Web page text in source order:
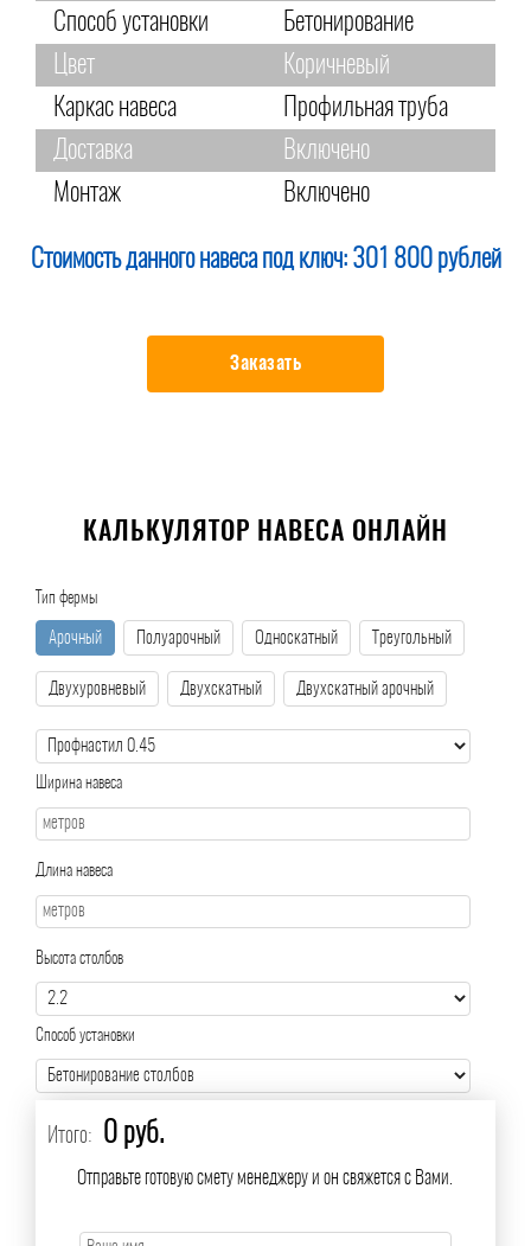
Способ установки
Бетонирование
Цвет
Коричневый
Каркас навеса
Профильная труба
Доставка
Включено
Монтаж
Включено
Стоимость данного навеса под ключ: 301 800 рублей
Заказать
КАЛЬКУЛЯТОР НАВЕСА ОНЛАЙН
Тип фермы
Арочный Полуарочный Односкатный Треугольный
Двухуровневый Двухскатный Двухскатный арочный
Ширина навеса
Длина навеса
Высота столбов
Способ установки
Итого: 0 руб.
Отправьте готовую смету менеджеру и он свяжется с Вами.